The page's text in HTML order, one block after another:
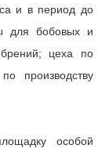
и в период до
для бобовых и
цеха по
производству
особой